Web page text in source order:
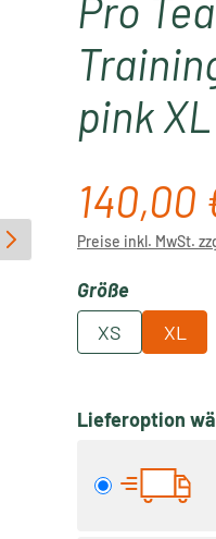
Pro
pink XL
Regulärer Preis:
140,00
Preise inkl. MwSt.
Größeauswählen
XS
XL
Lieferoption